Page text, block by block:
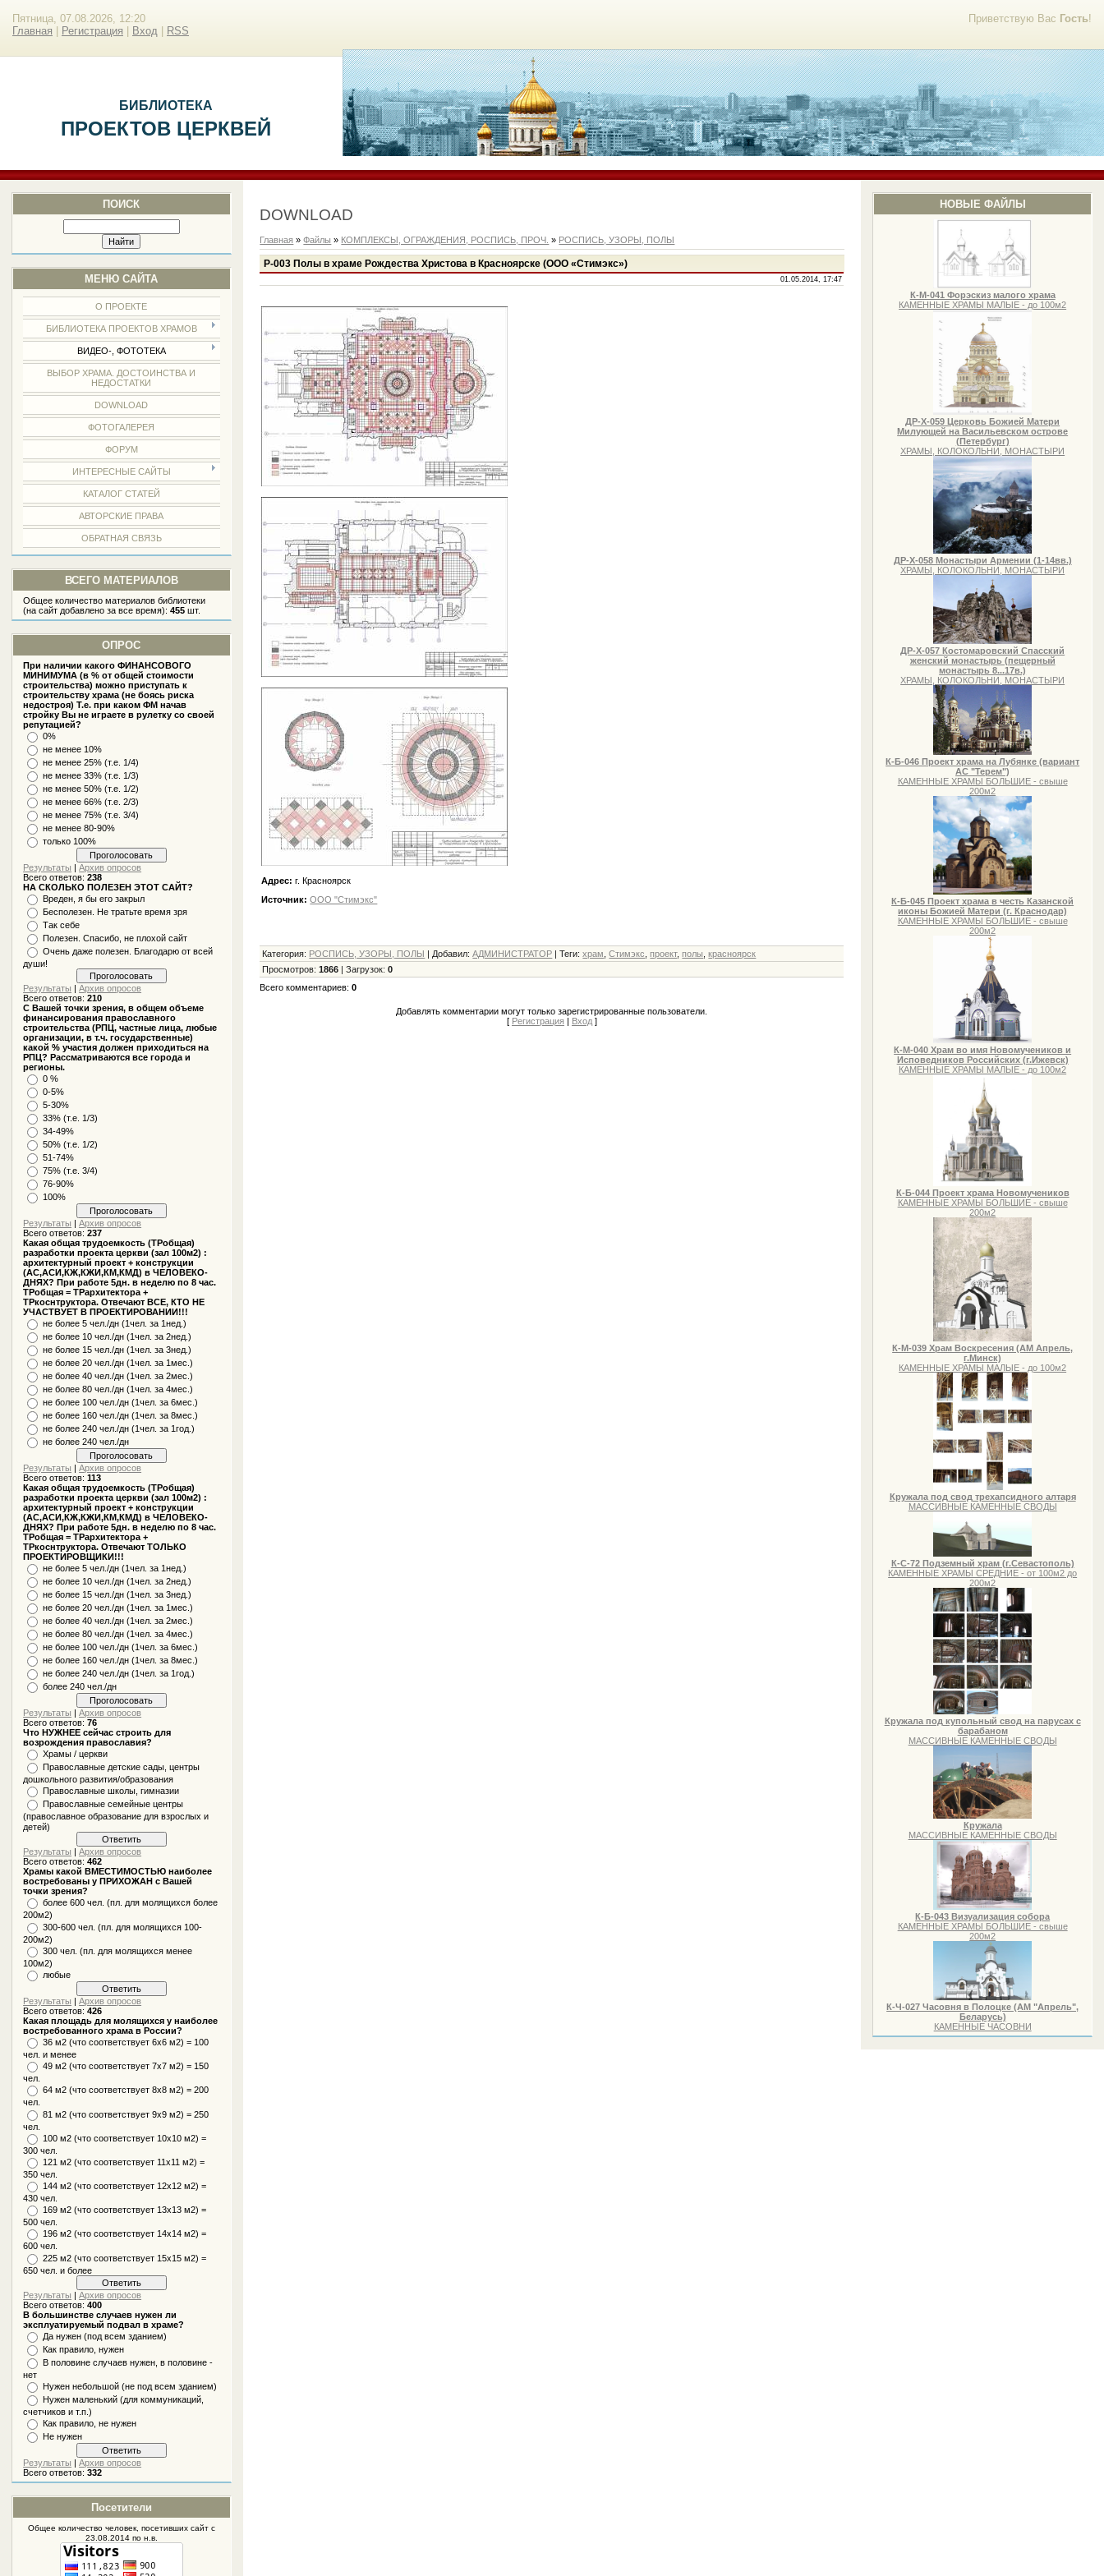
Приветствую Вас Гость!
Пятница, 07.08.2026, 12:20
Главная
Регистрация Вход RSS
БИБЛИОТЕКА
ПРОЕКТОВ ЦЕРКВЕЙ
ПОИСК
МЕНЮ САЙТА
О ПРОЕКТЕ
БИБЛИОТЕКА ПРОЕКТОВ ХРАМОВ
ВИДЕО-, ФОТОТЕКА
ВЫБОР ХРАМА. ДОСТОИНСТВА И
НЕДОСТАТКИ
DOWNLOAD
ФОТОГАЛЕРЕЯ
ФОРУМ
ИНТЕРЕСНЫЕ САЙТЫ
КАТАЛОГ СТАТЕЙ
АВТОРСКИЕ ПРАВА
ОБРАТНАЯ СВЯЗЬ
ВСЕГО МАТЕРИАЛОВ
Общее количество материалов библиотеки
(на сайт добавлено за все время):455 шт.
ОПРОС
При наличии какого ФИНАНСОВОГО
МИНИМУМА (в % от общей стоимости
строительства) можно приступать к
строительству храма (не боясь риска
недостроя) Т.е. при каком ФМ начав
стройку Вы не играете в рулетку со своей
репутацией?
0%
не менее 10%
не менее 25% (т.е. 1/4)
не менее 33% (т.е. 1/3)
не менее 50% (т.е. 1/2)
не менее 66% (т.е. 2/3)
не менее 75% (т.е. 3/4)
не менее 80-90%
только 100%
Результаты |Архив опросов
Всего ответов:238
НА СКОЛЬКО ПОЛЕЗЕН ЭТОТ САЙТ?
Вреден, я бы его закрыл
Бесполезен. Не тратьте время зря
Так себе
Полезен. Спасибо, не плохой сайт
Очень даже полезен. Благодарю от всей
души!
Результаты |Архив опросов
Всего ответов:210
С Вашей точки зрения, в общем объеме
финансирования православного
строительства (РПЦ, частные лица, любые
организации, в т.ч. государственные)
какой % участия должен приходиться на
РПЦ? Рассматриваются все города и
регионы.
0 %
0-5%
5-30%
33% (т.е. 1/3)
34-49%
50% (т.е. 1/2)
51-74%
75% (т.е. 3/4)
76-90%
100%
Результаты |Архив опросов
Всего ответов:237
Какая общая трудоемкость (ТРобщая)
разработки проекта церкви (зал 100м2) :
архитектурный проект + конструкции
(АС,АСИ,КЖ,КЖИ,КМ,КМД) в ЧЕЛОВЕКО-
ДНЯХ? При работе 5дн. в неделю по 8 час.
ТРобщая = ТРархитектора +
ТРкоснтруктора. Отвечают ВСЕ, КТО НЕ
УЧАСТВУЕТ В ПРОЕКТИРОВАНИИ!!!
не более 5 чел./дн (1чел. за 1нед.)
не более 10 чел./дн (1чел. за 2нед.)
не более 15 чел./дн (1чел. за 3нед.)
не более 20 чел./дн (1чел. за 1мес.)
не более 40 чел./дн (1чел. за 2мес.)
не более 80 чел./дн (1чел. за 4мес.)
не более 100 чел./дн (1чел. за 6мес.)
не более 160 чел./дн (1чел. за 8мес.)
не более 240 чел./дн (1чел. за 1год.)
не более 240 чел./дн
Результаты |Архив опросов
Всего ответов:113
Какая общая трудоемкость (ТРобщая)
разработки проекта церкви (зал 100м2) :
архитектурный проект + конструкции
(АС,АСИ,КЖ,КЖИ,КМ,КМД) в ЧЕЛОВЕКО-
ДНЯХ? При работе 5дн. в неделю по 8 час.
ТРобщая = ТРархитектора +
ТРкоснтруктора. Отвечают ТОЛЬКО
ПРОЕКТИРОВЩИКИ!!!
не более 5 чел./дн (1чел. за 1нед.)
не более 10 чел./дн (1чел. за 2нед.)
не более 15 чел./дн (1чел. за 3нед.)
не более 20 чел./дн (1чел. за 1мес.)
не более 40 чел./дн (1чел. за 2мес.)
не более 80 чел./дн (1чел. за 4мес.)
не более 100 чел./дн (1чел. за 6мес.)
не более 160 чел./дн (1чел. за 8мес.)
не более 240 чел./дн (1чел. за 1год.)
более 240 чел./дн
Результаты |Архив опросов
Всего ответов:76
Что НУЖНЕЕ сейчас строить для
возрождения православия?
Храмы / церкви
Православные детские сады, центры
дошкольного развития/образования
Православные школы, гимназии
Православные семейные центры
(православное образование для взрослых и
детей)
Результаты |Архив опросов
Всего ответов:462
Храмы какой ВМЕСТИМОСТЬЮ наиболее
востребованы у ПРИХОЖАН с Вашей
точки зрения?
более 600 чел. (пл. для молящихся более
200м2)
300-600 чел. (пл. для молящихся 100-
200м2)
300 чел. (пл. для молящихся менее
100м2)
любые
Результаты |Архив опросов
Всего ответов:426
Какая площадь для молящихся у наиболее
востребованного храма в России?
36 м2 (что соответствует 6x6 м2) = 100
чел. и менее
49 м2 (что соответствует 7x7 м2) = 150
чел.
64 м2 (что соответствует 8x8 м2) = 200
чел.
81 м2 (что соответствует 9х9 м2) = 250
чел.
100 м2 (что соответствует 10x10 м2) =
300 чел.
121 м2 (что соответствует 11х11 м2) =
350 чел.
144 м2 (что соответствует 12х12 м2) =
430 чел.
169 м2 (что соответствует 13х13 м2) =
500 чел.
196 м2 (что соответствует 14х14 м2) =
600 чел.
225 м2 (что соответствует 15х15 м2) =
650 чел. и более
Результаты |Архив опросов
Всего ответов:400
В большинстве случаев нужен ли
эксплуатируемый подвал в храме?
Да нужен (под всем зданием)
Как правило, нужен
В половине случаев нужен, в половине -
нет
Нужен небольшой (не под всем зданием)
Нужен маленький (для коммуникаций,
счетчиков и т.п.)
Как правило, не нужен
Не нужен
Результаты |Архив опросов
Всего ответов:332
Посетители
Общее количество человек, посетивших сайт с
23.08.2014 по н.в.
НОВЫЕ ФАЙЛЫ
К-М-041 Форэскиз малого храма
КАМЕННЫЕ ХРАМЫ МАЛЫЕ - до 100м2
ДР-Х-059 Церковь Божией Матери
Милующей на Васильевском острове
(Петербург)
ХРАМЫ, КОЛОКОЛЬНИ, МОНАСТЫРИ
ДР-Х-058 Монастыри Армении (1-14вв.)
ХРАМЫ, КОЛОКОЛЬНИ, МОНАСТЫРИ
ДР-Х-057 Костомаровский Спасский
женский монастырь (пещерный
монастырь 8...17в.)
ХРАМЫ, КОЛОКОЛЬНИ, МОНАСТЫРИ
К-Б-046 Проект храма на Лубянке (вариант
АС "Терем")
КАМЕННЫЕ ХРАМЫ БОЛЬШИЕ - свыше
200м2
К-Б-045 Проект храма в честь Казанской
иконы Божией Матери (г. Краснодар)
КАМЕННЫЕ ХРАМЫ БОЛЬШИЕ - свыше
200м2
К-М-040 Храм во имя Новомучеников и
Исповедников Российских (г.Ижевск)
КАМЕННЫЕ ХРАМЫ МАЛЫЕ - до 100м2
К-Б-044 Проект храма Новомучеников
КАМЕННЫЕ ХРАМЫ БОЛЬШИЕ - свыше
200м2
К-М-039 Храм Воскресения (АМ Апрель,
г.Минск)
КАМЕННЫЕ ХРАМЫ МАЛЫЕ - до 100м2
Кружала под свод трехапсидного алтаря
МАССИВНЫЕ КАМЕННЫЕ СВОДЫ
К-С-72 Подземный храм (г.Севастополь)
КАМЕННЫЕ ХРАМЫ СРЕДНИЕ - от 100м2 до
200м2
Кружала под купольный свод на парусах с
барабаном
МАССИВНЫЕ КАМЕННЫЕ СВОДЫ
Кружала
МАССИВНЫЕ КАМЕННЫЕ СВОДЫ
К-Б-043 Визуализация собора
КАМЕННЫЕ ХРАМЫ БОЛЬШИЕ - свыше
200м2
К-Ч-027 Часовня в Полоцке (АМ "Апрель",
Беларусь)
КАМЕННЫЕ ЧАСОВНИ
DOWNLOAD
Главная »Файлы » КОМПЛЕКСЫ, ОГРАЖДЕНИЯ, РОСПИСЬ, ПРОЧ. » РОСПИСЬ, УЗОРЫ, ПОЛЫ
Р-003 Полы в храме Рождества Христова в Красноярске (ООО «Стимэкс»)
01.05.2014, 17:47
Адрес: г. Красноярск
Источник: ООО "Стимэкс"
Категория: РОСПИСЬ, УЗОРЫ, ПОЛЫ Добавил:АДМИНИСТРАТОР |Теги:храм ,Стимэкс ,проект,полы ,красноярск
Просмотров:1866 |Загрузок:0
Всего комментариев:0
Добавлять комментарии могут только зарегистрированные пользователи.
[ Регистрация Вход]